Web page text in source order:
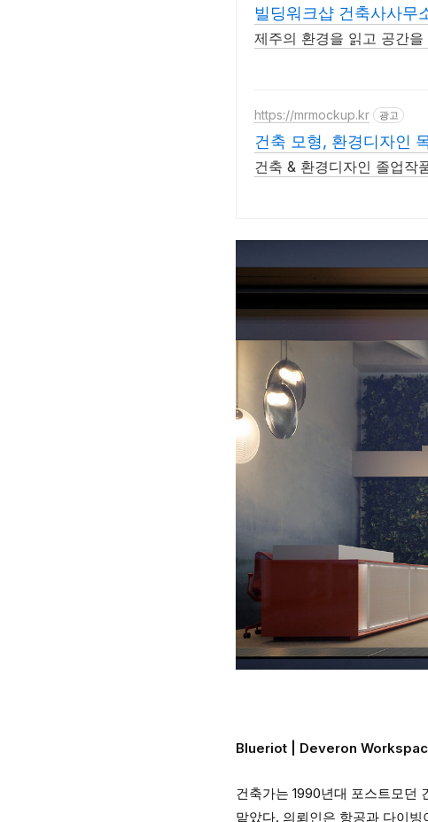
빌딩워크샵 건축사사무
제주의 환경을 읽고 공간
https://mrmockup.kr 광고
건축 모형, 환경디자인
건축 & 환경디자인 졸업작
Blueriot | Deveron
건축가는 1990년대 포스트모던
맡았다. 의뢰인은 항공과 다이빙